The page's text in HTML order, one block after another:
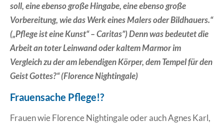
soll, eine ebenso große Hingabe, eine ebenso große
Vorbereitung, wie das Werk eines Malers oder Bildhauers.“
(„Pflege ist eine Kunst“ – Caritas”) Denn was bedeutet die
Arbeit an toter Leinwand oder kaltem Marmor im
Vergleich zu der am lebendigen Körper, dem Tempel für den
Geist Gottes?“ (Florence Nightingale)
Frauensache Pflege!?
Frauen wie Florence Nightingale oder auch Agnes Karl,